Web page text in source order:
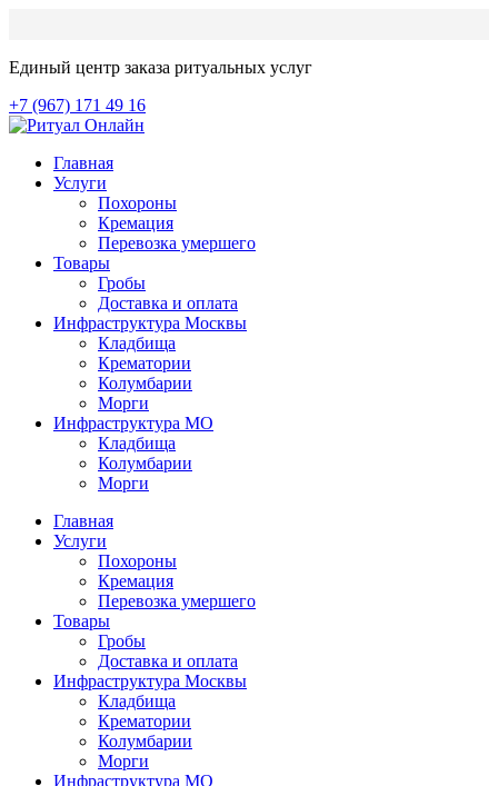
Единый центр заказа ритуальных услуг
+7 (967) 171 49 16
Главная
Услуги
Похороны
Кремация
Перевозка умершего
Товары
Гробы
Доставка и оплата
Инфраструктура Москвы
Кладбища
Крематории
Колумбарии
Морги
Инфраструктура МО
Кладбища
Колумбарии
Морги
Главная
Услуги
Похороны
Кремация
Перевозка умершего
Товары
Гробы
Доставка и оплата
Инфраструктура Москвы
Кладбища
Крематории
Колумбарии
Морги
Инфраструктура МО